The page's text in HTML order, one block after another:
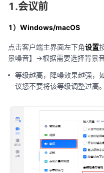
1.会议前
1）Windows/macOS
点击客户端主界面左下角设置
景噪音】->根据需要选择背景
等级越高，降噪效果越强，
议您不要将该等级调整过高。